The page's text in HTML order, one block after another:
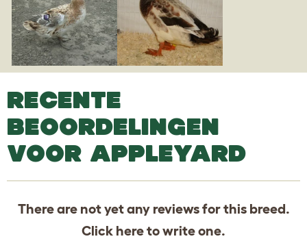
RECENTE
BEOORDELINGEN
VOOR APPLEYARD
There are not yet any reviews for this breed.
Click hereto write one.